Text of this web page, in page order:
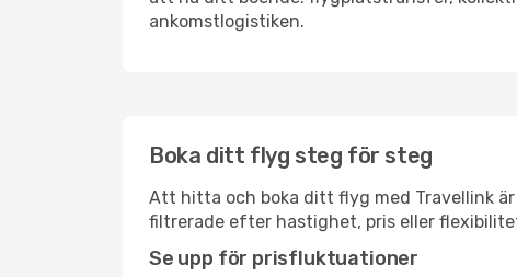
ankomstlogistiken.
Boka ditt flyg steg för steg
Att hitta och boka ditt flyg med Travellink
filtrerade efter hastighet, pris eller
Se upp för prisfluktuationer